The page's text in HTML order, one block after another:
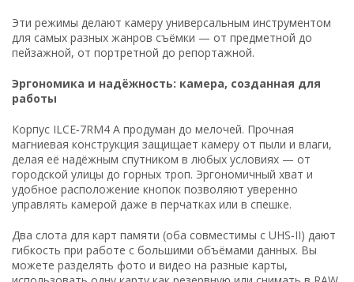
Эти режимы делают камеру универсальным инструментом
для самых разных жанров съёмки — от предметной до
пейзажной, от портретной до репортажной.
Эргономика и надёжность: камера, созданная для
работы
Корпус ILCE‑7RM4 A продуман до мелочей. Прочная
магниевая конструкция защищает камеру от пыли и влаги,
делая её надёжным спутником в любых условиях — от
городской улицы до горных троп. Эргономичный хват и
удобное расположение кнопок позволяют уверенно
управлять камерой даже в перчатках или в спешке.
Два слота для карт памяти (оба совместимы с UHS‑II) дают
гибкость при работе с большими объёмами данных. Вы
можете разделять фото и видео на разные карты,